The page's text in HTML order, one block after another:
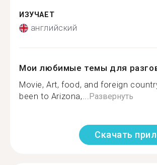
ИЗУЧАЕТ
английский
Мои любимые темы для
Movie, Art, food, and foreign
been to Arizona,...Развернуть
Скачать